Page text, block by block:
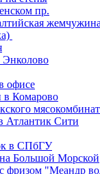
пр.
жемчужина
Энколово
офисе
в Комарово
Атлантик Сити
в СПбГУ
Большой Морской
фризом "Меандр